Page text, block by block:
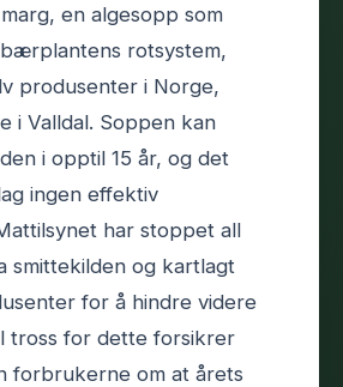
en algesopp som
rotsystem,
produsenter i Norge,
i Valldal. Soppen kan
i opptil 15 år, og det
ingen effektiv
har stoppet all
smittekilden og kartlagt
for å hindre videre
tross for dette forsikrer
forbrukerne om at årets